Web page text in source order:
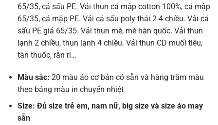
65/35, cá sấu PE. Vải thun cá mập cotton 100%, cá mập
65/35, cá mập PE. Vải cá sấu poly thái 2-4 chiều. Vải cá
sấu PE giả 65/35. Vải thun mè, mè hàn quốc. Vải thun
lạnh 2 chiều, thun lạnh 4 chiều. Vải thun CD muối tiêu,
tàn thuốc, rằn ri…
Màu sắc: 20 màu áo cơ bản có sẵn và hàng trăm màu
theo bảng màu in chuyển nhiệt
Size: Đủ size trẻ em, nam nữ, big size và size áo may
sẵn